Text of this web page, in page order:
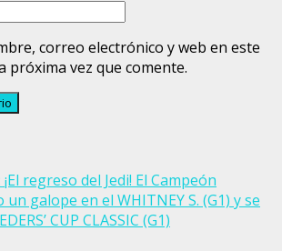
correo electrónico y web en este
próxima vez que comente.
¡El regreso del Jedi! El Campeón
un galope en el WHITNEY S. (G1) y se
CUP CLASSIC (G1)